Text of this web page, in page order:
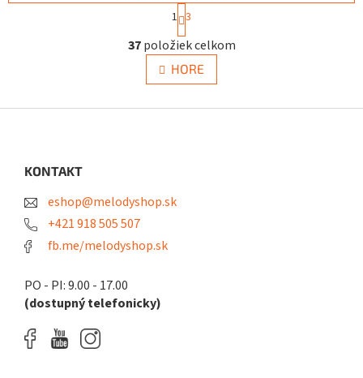
O
v
l
á
a
S
t
r
á
n
k
v
1 3
37položiek celkom
HORE
KONTAKT
eshop@melodyshop.sk
+421 918 505 507
fb.me/melodyshop.sk
PO - PI: 9.00 - 17.00
(dostupný telefonicky)